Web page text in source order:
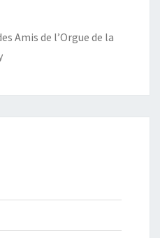
Amis de l’Orgue de la